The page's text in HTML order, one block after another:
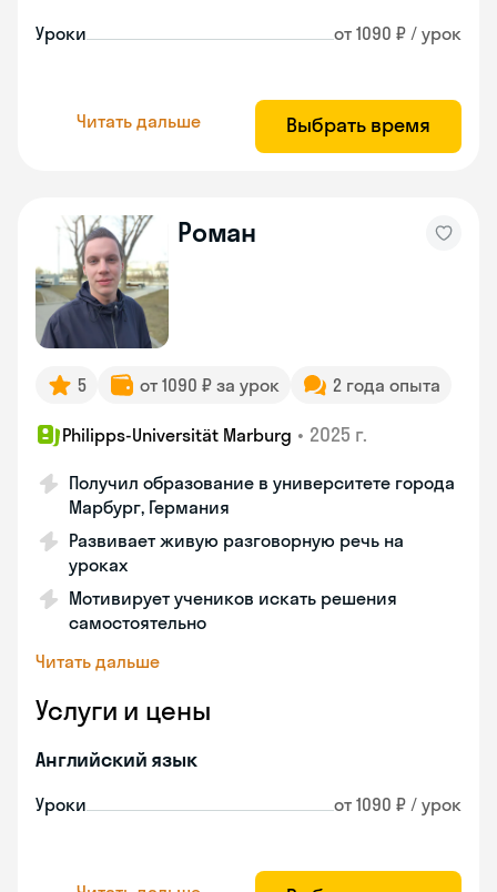
Уроки от 1090 ₽ / урок
Читать дальше Выбрать время
Роман
5 от 1090 ₽ за урок 2 года опыта
Philipps-Universität Marburg • 2025 г.
Получил образование в университете города
Марбург, Германия
Развивает живую разговорную речь на
уроках
Мотивирует учеников искать решения
самостоятельно
Читать дальше
Услуги и цены
Английский язык
Уроки от 1090 ₽ / урок